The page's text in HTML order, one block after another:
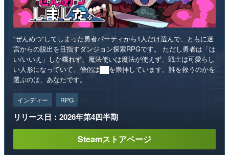
“ぜんめつ”してしまった勇者パーティから1人だけ選んで、ともに迷
宮からの脱出を目指すダンジョン探索RPGです。 ただし勇者は「は
い/いいえ」しか喋れず、魔法使いは魔法が使えず、戦士は可愛らし
い人形になっていて、僧侶は██を崇拝しています。誰を救うのかを
選ぶのは、あなたです。
インディー RPG
リリース日：2026年第4四半期
Steamストアページ